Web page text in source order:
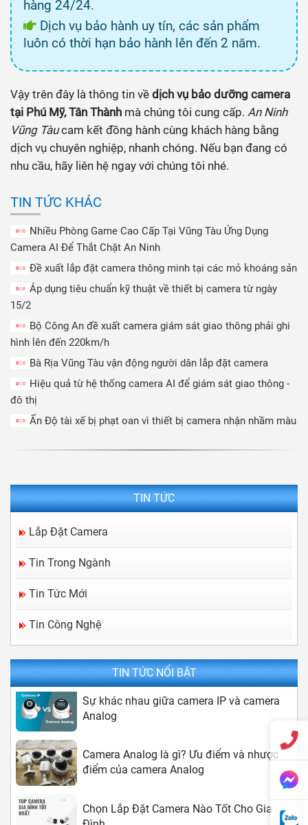
hàng 24/24.
Dịch vụ bảo hành uy tín, các sản phẩm
luôn có thời hạn bảo hành lên đến 2 năm.
Vậy trên đây là thông tin về dịch vụ bảo dưỡng camera
tại Phú Mỹ, Tân Thành mà chúng tôi cung cấp. An Ninh
Vũng Tàucam kết đồng hành cùng khách hàng bằng
dịch vụ chuyên nghiệp, nhanh chóng. Nếu bạn đang có
nhu cầu, hãy liên hệ ngay với chúng tôi nhé.
TIN TỨC KHÁC
Nhiều Phòng Game Cao Cấp Tại Vũng Tàu Ứng Dụng
Camera AI Để Thắt Chặt An Ninh
Đề xuất lắp đặt camera thông minh tại các mỏ khoáng sản
Áp dụng tiêu chuẩn kỹ thuật về thiết bị camera từ ngày
15/2
Bộ Công An đề xuất camera giám sát giao thông phải ghi
hình lên đến 220km/h
Bà Rịa Vũng Tàu vận động người dân lắp đặt camera
Hiệu quả từ hệ thống camera AI để giám sát giao thông -
đô thị
Ấn Độ tài xế bị phạt oan vì thiết bị camera nhận nhầm màu
TIN TỨC
Lắp Đặt Camera
Tin Trong Ngành
Tin Tức Mới
Tin Công Nghệ
TIN TỨC NỔI BẬT
Camera IP là gì? Ưu và nhược điểm của
Công nghệ điều chỉnh chống ngược sáng
Sự khác nhau giữa camera IP và camera